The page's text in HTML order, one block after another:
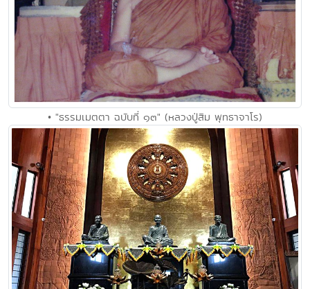
• "ธรรมเมตตา ฉบับที่ ๑๓" (หลวงปู่สิม พุทธาจาโร)